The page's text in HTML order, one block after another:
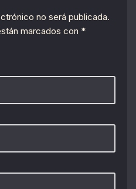
no será publicada.
marcados con *